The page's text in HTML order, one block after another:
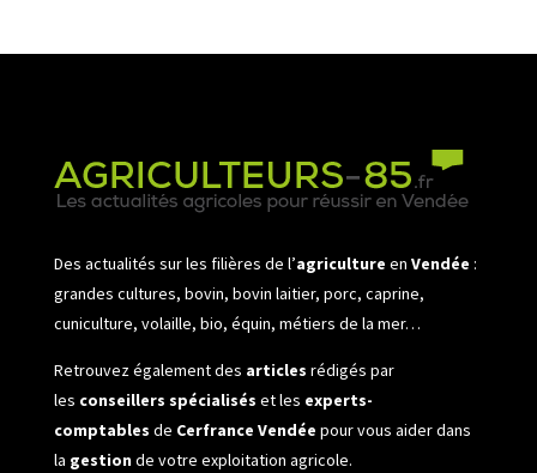
Des actualités sur les filières de l’agriculture en Vendée :
grandes cultures, bovin, bovin laitier, porc, caprine,
cuniculture, volaille, bio, équin, métiers de la mer…
Retrouvez également des articles rédigés par
les conseillers spécialisés et les experts-
comptables de Cerfrance Vendée pour vous aider dans
la gestionde votre exploitation agricole.